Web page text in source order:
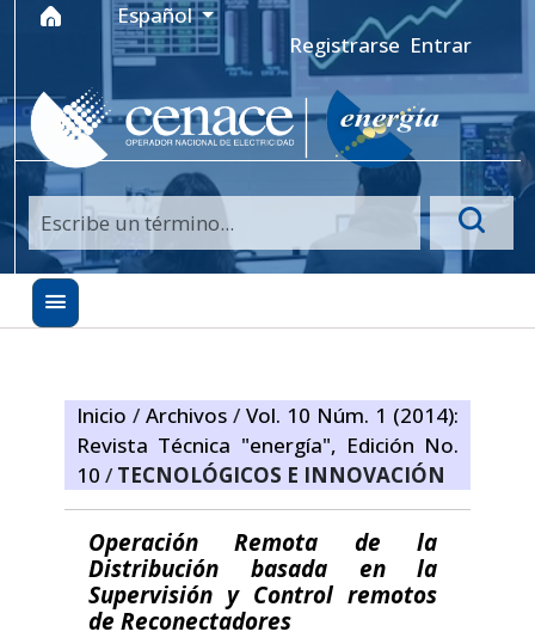
Ir al menú de navegación principal
Ir al contenido principal
Ir al pie de página del sitio
Idioma
Español
Registrarse Entrar
Inicio / Archivos / Vol. 10 Núm. 1 (2014):
Revista Técnica "energía", Edición No.
10 / TECNOLÓGICOS E INNOVACIÓN
Operación Remota de la
Distribución basada en la
Supervisión y Control remotos
de Reconectadores